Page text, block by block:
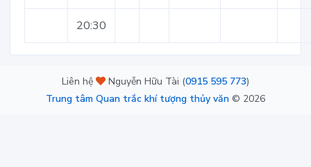
20:30
Liên hệ Nguyễn Hữu Tài (0915 595 773)
Trung tâm Quan trắc khí tượng thủy văn © 2026